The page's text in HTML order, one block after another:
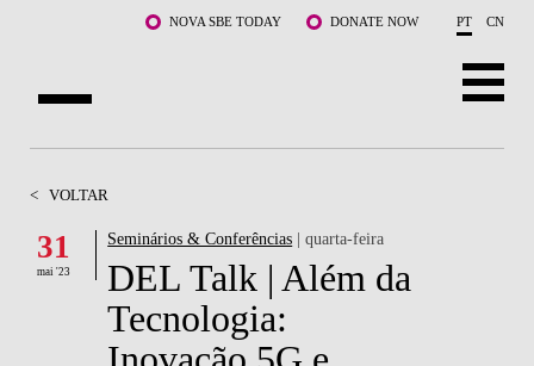
Saltar para o conteúdo principalNOVA SBE TODAY DONATE NOW PT CN
DOCENTES E INVESTIGAÇÃO
COMUNIDADE
< VOLTAR
31
mai '23
Seminários & Conferências | quarta-feira
DEL Talk | Além da
Tecnologia: